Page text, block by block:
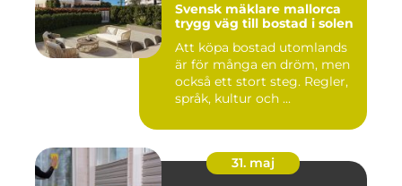
Svensk mäklare mallorca
trygg väg till bostad i solen
Att köpa bostad utomlands
är för många en dröm, men
också ett stort steg. Regler,
språk, kultur och ...
31. maj